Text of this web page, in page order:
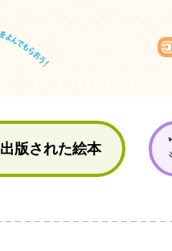
出版された絵本